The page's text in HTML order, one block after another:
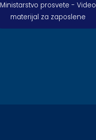
Ministarstvo prosvete - Video
materijal za zaposlene